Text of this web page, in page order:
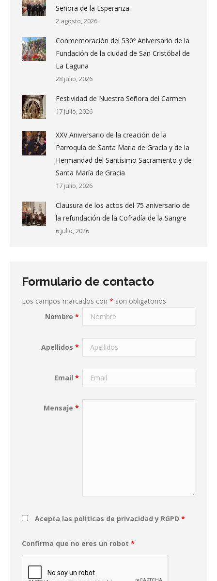
Señora de la Esperanza
2 agosto, 2026
Conmemoración del 530º Aniversario de la
Fundación de la ciudad de San Cristóbal de
La Laguna
28 julio, 2026
Festividad de Nuestra Señora del Carmen
17 julio, 2026
XXV Aniversario de la creación de la
Parroquia de Santa María de Gracia y de la
Hermandad del Santísimo Sacramento y de
Santa María de Gracia
17 julio, 2026
Clausura de los actos del 75 aniversario de
la refundación de la Cofradía de la Sangre
6 julio, 2026
Formulario de contacto
Los campos marcados con * son obligatorios
Nombre*
Apellidos*
Email*
Mensaje*
Acepta las politicas de privacidad y RGPD *
Confirma que no eres un robot *